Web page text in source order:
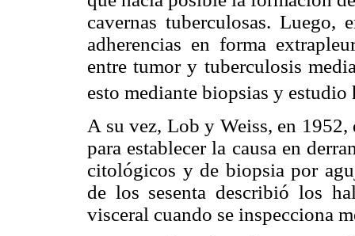
cavernas tuberculosas.
adherencias en forma
entre tumor y tuberculosis
esto mediante biopsias y
A su vez, Lob y Weiss, en
para establecer la causa en
citológicos y de biopsia por
de los sesenta describió los
visceral cuando se inspecciona